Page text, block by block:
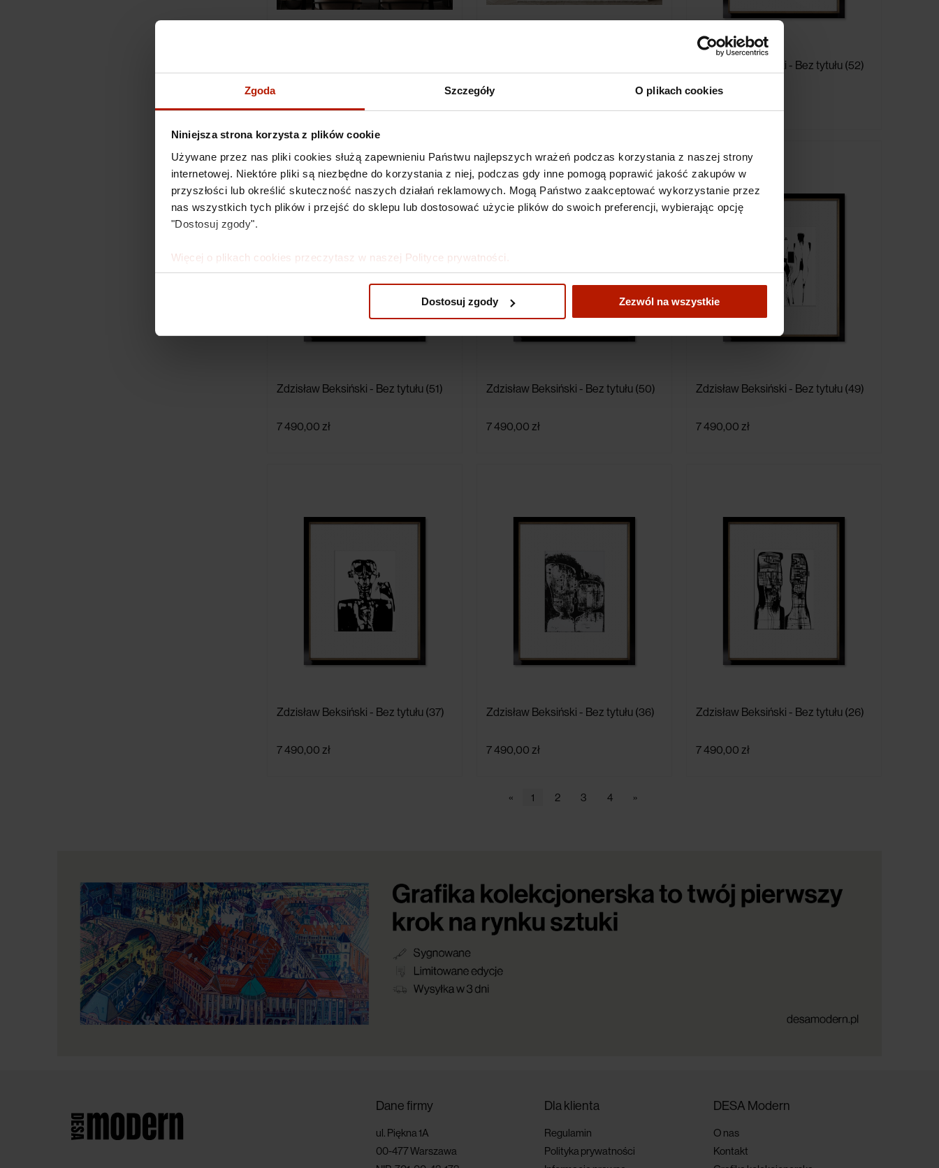
Zgoda Szczegóły O plikach cookies
Niniejsza strona korzysta z plików cookie
Używane przez nas pliki cookies służą zapewnieniu Państwu najlepszych wrażeń podczas korzystania z naszej strony
internetowej. Niektóre pliki są niezbędne do korzystania z niej, podczas gdy inne pomogą poprawić jakość zakupów w
przyszłości lub określić skuteczność naszych działań reklamowych. Mogą Państwo zaakceptować wykorzystanie przez
nas wszystkich tych plików i przejść do sklepu lub dostosować użycie plików do swoich preferencji, wybierając opcję
"Dostosuj zgody".
Więcej o plikach cookies przeczytasz w naszej Polityce prywatności.
Dostosuj zgody Zezwól na wszystkie
Zdzisław Beksiński - Bez tytułu (52)
Zdzisław Beksiński - Bez tytułu (51)
7 490,00 zł
Zdzisław Beksiński - Bez tytułu (50)
7 490,00 zł
Zdzisław Beksiński - Bez tytułu (49)
7 490,00 zł
Zdzisław Beksiński - Bez tytułu (37)
7 490,00 zł
Zdzisław Beksiński - Bez tytułu (36)
7 490,00 zł
Zdzisław Beksiński - Bez tytułu (26)
7 490,00 zł
« 1 2 3 4 »
Dane firmy
ul. Piękna 1A
00-477 Warszawa
Dla klienta
Regulamin
Polityka prywatności
DESA Modern
O nas
Kontakt